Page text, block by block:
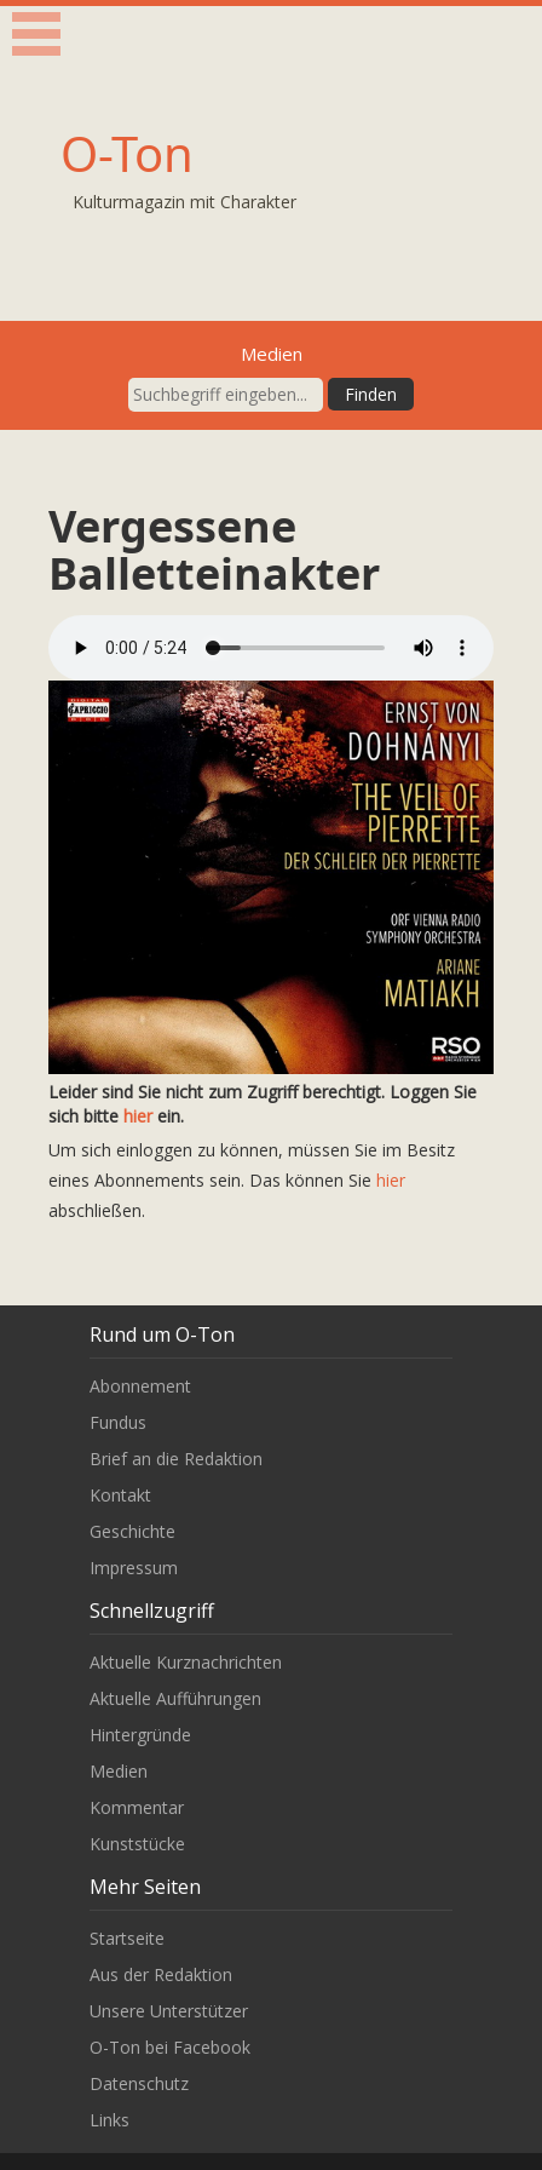
O-Ton
Kulturmagazin mit Charakter
Medien
Vergessene
Balletteinakter
Leider sind Sie nicht zum Zugriff berechtigt. Loggen Sie
sich bitte hierein.
Um sich einloggen zu können, müssen Sie im Besitz
eines Abonnements sein. Das können Sie hier
abschließen.
Rund um O-Ton
Abonnement
Fundus
Brief an die Redaktion
Kontakt
Geschichte
Impressum
Schnellzugriff
Aktuelle Kurznachrichten
Aktuelle Aufführungen
Hintergründe
Medien
Kommentar
Kunststücke
Mehr Seiten
Startseite
Aus der Redaktion
Unsere Unterstützer
O-Ton bei Facebook
Datenschutz
Links